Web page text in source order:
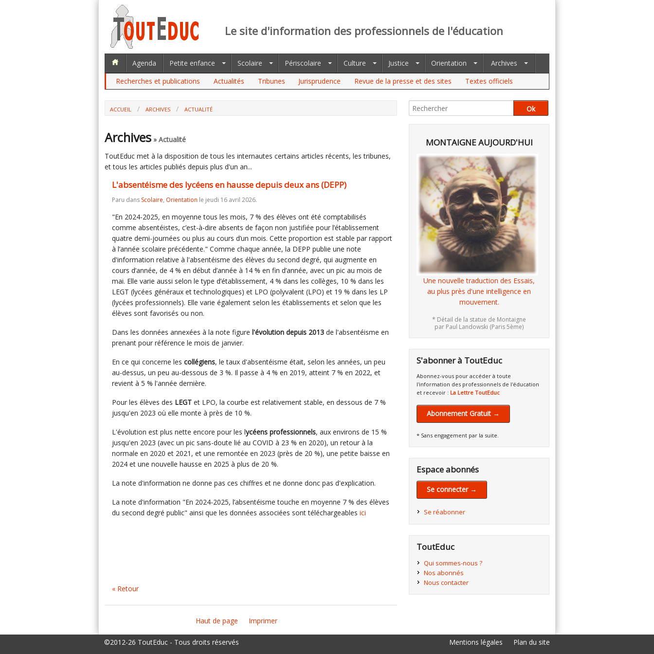
Le site d'information des professionnels de l'éducation
Agenda Petite enfance Scolaire Périscolaire Culture Justice Orientation
Archives
Recherches et publications
Actualités Tribunes Jurisprudence Revue de la presse et des sites Textes officiels
ACCUEIL ARCHIVES
ACTUALITÉ
Archives » Actualité
ToutEduc met à la disposition de tous les internautes certains articles récents, les tribunes,
et tous les articles publiés depuis plus d'un an...
L'absentéisme des lycéens en hausse depuis deux ans (DEPP)
Paru dans Scolaire, Orientation le jeudi 16 avril 2026.
"En 2024-2025, en moyenne tous les mois, 7 % des élèves ont été comptabilisés
comme absentéistes, c’est-à-dire absents de façon non justifiée pour l’établissement
quatre demi-journées ou plus au cours d’un mois. Cette proportion est stable par rapport
à l’année scolaire précédente." Comme chaque année, la DEPP publie une note
d'information relative à l'absentéisme des élèves du second degré, qui augmente en
cours d’année, de 4 % en début d’année à 14 % en fin d’année, avec un pic au mois de
mai. Elle varie aussi selon le type d’établissement, 4 % dans les collèges, 10 % dans les
LEGT (lycées généraux et technologiques) et LPO (polyvalent (LPO) et 19 % dans les LP
(lycées professionnels). Elle varie également selon les établissements et selon que les
élèves sont favorisés ou non.
Dans les données annexées à la note figure l'évolution depuis 2013 de l'absentéisme en
prenant pour référence le mois de janvier.
En ce qui concerne les collégiens, le taux d'absentéisme était, selon les années, un peu
au-dessus, un peu au-dessous de 3 %. Il passe à 4 % en 2019, atteint 7 % en 2022, et
revient à 5 % l'année dernière.
Pour les élèves des LEGT et LPO, la courbe est relativement stable, en dessous de 7 %
jusqu'en 2023 où elle monte à près de 10 %.
L'évolution est plus nette encore pour les lycéens professionnels, aux environs de 15 %
jusqu'en 2023 (avec un pic sans-doute lié au COVID à 23 % en 2020), un retour à la
normale en 2020 et 2021, et une remontée en 2023 (près de 20 %), une petite baisse en
2024 et une nouvelle hausse en 2025 à plus de 20 %.
La note d'information ne donne pas ces chiffres et ne donne donc pas d'explication.
La note d'information "En 2024-2025, l’absentéisme touche en moyenne 7 % des élèves
du second degré public" ainsi que les données associées sont téléchargeables ici
« Retour
Haut de page Imprimer
MONTAIGNE AUJOURD'HUI
Une nouvelle traduction des Essais,
au plus près d'une intelligence en
mouvement.
* Détail de la statue de Montaigne
par Paul Landowski (Paris 5ème)
S'abonner à ToutEduc
Abonnez-vous pour accéder à toute
l'information des professionnels de l'éducation
et recevoir : La Lettre ToutEduc
Abonnement Gratuit →
* Sans engagement par la suite.
Espace abonnés
Se connecter →
Se réabonner
ToutEduc
Qui sommes-nous ?
Nos abonnés
Nous contacter
©2012-26 ToutEduc - Tous droits réservés Mentions légales Plan du site